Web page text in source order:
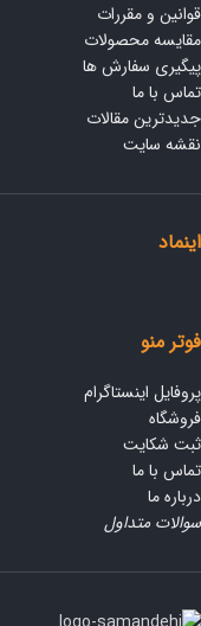
قوانین و مقررات
مقایسه محصولات
پیگیری سفارش ها
تماس با ما
جدیدترین مقالات
نقشه سایت
اینماد
فوتر منو
پروفایل اینستاگرام
فروشگاه
ثبت شکایت
تماس با ما
درباره ما
سوالات متداول